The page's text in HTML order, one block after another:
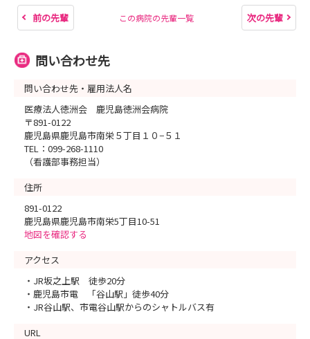
前の先輩 この病院の先輩一覧 次の先輩
問い合わせ先
問い合わせ先・雇用法人名
医療法人徳洲会 鹿児島徳洲会病院
〒891-0122
鹿児島県鹿児島市南栄５丁目１０−５１
TEL：099-268-1110
（看護部事務担当）
住所
891-0122
鹿児島県鹿児島市南栄5丁目10-51
地図を確認する
アクセス
・JR坂之上駅 徒歩20分
・鹿児島市電 「谷山駅」徒歩40分
・JR谷山駅、市電谷山駅からのシャトルバス有
URL